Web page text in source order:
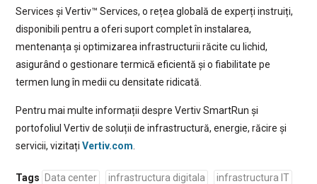
Services și Vertiv™ Services, o rețea globală de experți instruiți,
disponibili pentru a oferi suport complet în instalarea,
mentenanța și optimizarea infrastructurii răcite cu lichid,
asigurând o gestionare termică eficientă și o fiabilitate pe
termen lung în medii cu densitate ridicată.
Pentru mai multe informații despre Vertiv SmartRun și
portofoliul Vertiv de soluții de infrastructură, energie, răcire și
servicii, vizitați Vertiv.com
Tags Data center infrastructura digitala infrastructura IT